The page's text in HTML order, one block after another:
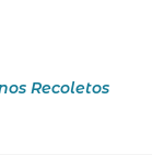
Recoletos